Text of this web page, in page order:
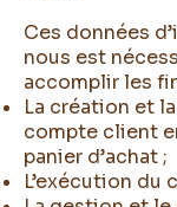
Ces données
nous est
accomplir les
La création et
compte client
panier d’achat ;
L’exécution du